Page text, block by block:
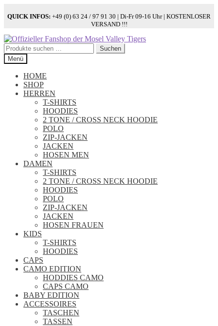
QUICK INFOS: +49 (0) 63 24 / 97 91 30 | Di-Fr 09-16 Uhr | KOSTENLOSER
VERSAND !!!
Zur
Navigation
springen
Zum
Inhalt
springen
Suchen
nach:
Suchen
Menü
HOME
SHOP
HERREN
T-SHIRTS
HOODIES
2 TONE / CROSS NECK HOODIE
POLO
ZIP-JACKEN
JACKEN
HOSEN MEN
DAMEN
T-SHIRTS
2 TONE / CROSS NECK HOODIE
HOODIES
POLO
ZIP-JACKEN
JACKEN
HOSEN FRAUEN
KIDS
T-SHIRTS
HOODIES
CAPS
CAMO EDITION
HODDIES CAMO
CAPS CAMO
BABY EDITION
ACCESSOIRES
TASCHEN
TASSEN